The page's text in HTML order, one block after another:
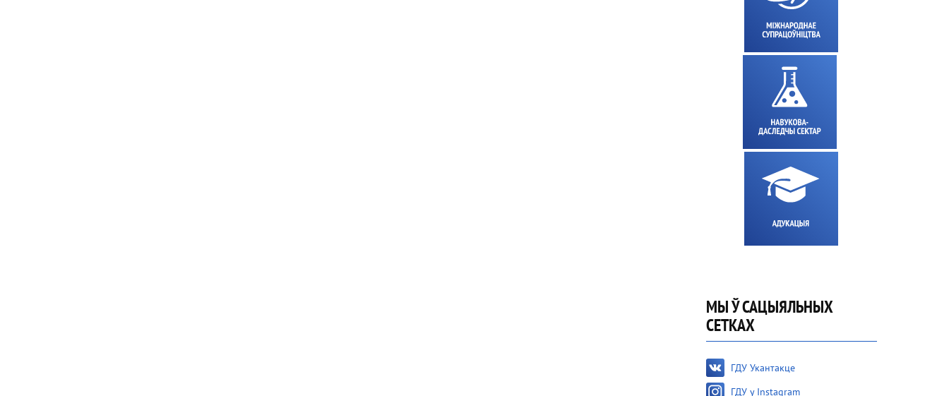
МЫ Ў САЦЫЯЛЬНЫХ
СЕТКАХ
ГДУ Укантакце
ГДУ у Instagram